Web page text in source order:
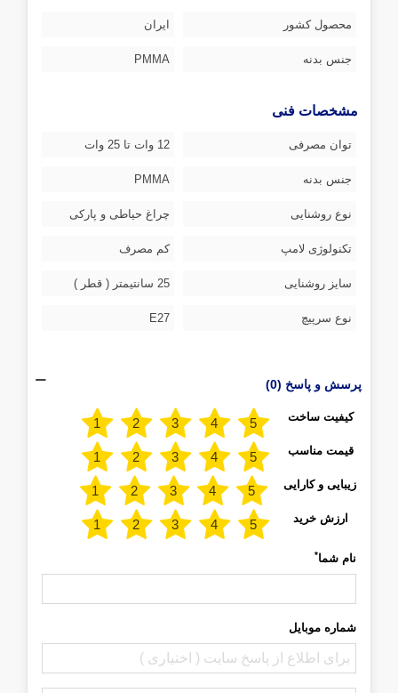
محصول کشور ایران
جنس بدنه PMMA
مشخصات فنی
توان مصرفی 12 وات تا 25 وات
جنس بدنه PMMA
نوع روشنایی چراغ حیاطی و پارکی
تکنولوژی لامپ کم مصرف
سایز روشنایی 25 سانتیمتر ( قطر )
نوع سرپیچ E27
پرسش و پاسخ (0)
کیفیت ساخت
قیمت مناسب
زیبایی و کارایی
ارزش خرید
نام شما*
شماره موبایل